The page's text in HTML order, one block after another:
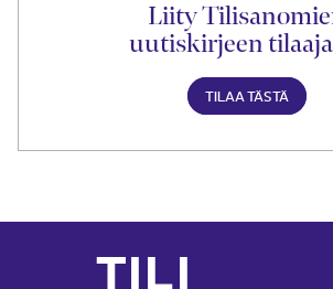
Liity
uutiskirjeen
TILAA TÄSTÄ